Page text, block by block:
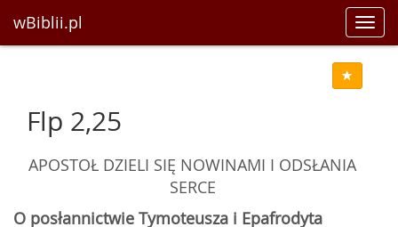
wBiblii.pl
Flp 2,25
APOSTOŁ DZIELI SIĘ NOWINAMI I ODSŁANIA
SERCE
O posłannictwie Tymoteusza i Epafrodyta